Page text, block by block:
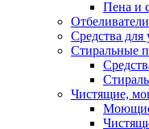
Пена и
Отбеливатели
Средства для
Стиральные
Чистящие,
Моющие